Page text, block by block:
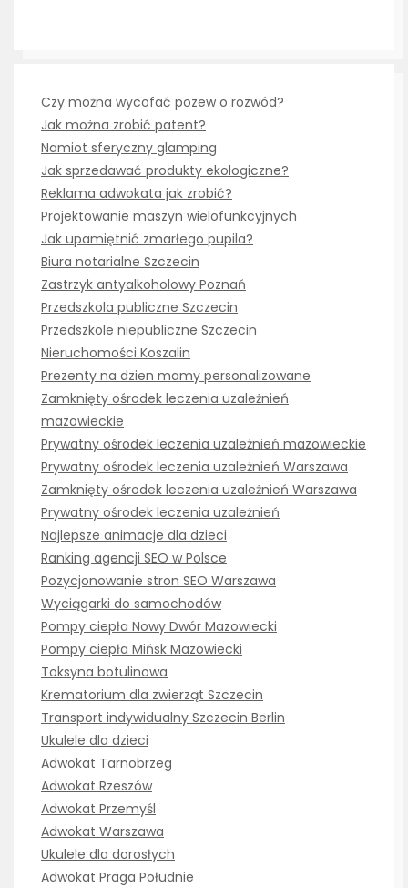
Czy można wycofać pozew o rozwód?
Jak można zrobić patent?
Namiot sferyczny glamping
Jak sprzedawać produkty ekologiczne?
Reklama adwokata jak zrobić?
Projektowanie maszyn wielofunkcyjnych
Jak upamiętnić zmarłego pupila?
Biura notarialne Szczecin
Zastrzyk antyalkoholowy Poznań
Przedszkola publiczne Szczecin
Przedszkole niepubliczne Szczecin
Nieruchomości Koszalin
Prezenty na dzien mamy personalizowane
Zamknięty ośrodek leczenia uzależnień
mazowieckie
Prywatny ośrodek leczenia uzależnień mazowieckie
Prywatny ośrodek leczenia uzależnień Warszawa
Zamknięty ośrodek leczenia uzależnień Warszawa
Prywatny ośrodek leczenia uzależnień
Najlepsze animacje dla dzieci
Ranking agencji SEO w Polsce
Pozycjonowanie stron SEO Warszawa
Wyciągarki do samochodów
Pompy ciepła Nowy Dwór Mazowiecki
Pompy ciepła Mińsk Mazowiecki
Toksyna botulinowa
Krematorium dla zwierząt Szczecin
Transport indywidualny Szczecin Berlin
Ukulele dla dzieci
Adwokat Tarnobrzeg
Adwokat Rzeszów
Adwokat Przemyśl
Adwokat Warszawa
Ukulele dla dorosłych
Adwokat Praga Południe